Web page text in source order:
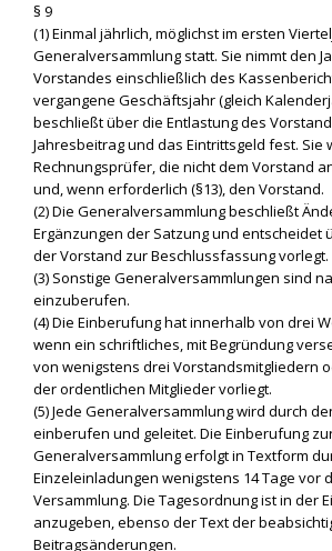
§ 9
(1) Einmal jährlich, möglichst im ersten
Generalversammlung statt. Sie nimmt den
Vorstandes einschließlich des
vergangene Geschäftsjahr (gleich
beschließt über die Entlastung des
Jahresbeitrag und das Eintrittsgeld fest. Sie
Rechnungsprüfer, die nicht dem Vorstand
und, wenn erforderlich (§13), den Vorstand.
(2) Die Generalversammlung beschließt
Ergänzungen der Satzung und entscheidet
der Vorstand zur Beschlussfassung vorlegt.
(3) Sonstige Generalversammlungen sind
einzuberufen.
(4) Die Einberufung hat innerhalb von drei
wenn ein schriftliches, mit Begründung
von wenigstens drei Vorstandsmitgliedern
der ordentlichen Mitglieder vorliegt.
(5) Jede Generalversammlung wird durch
einberufen und geleitet. Die Einberufung
Generalversammlung erfolgt in Textform
Einzeleinladungen wenigstens 14 Tage vor
Versammlung. Die Tagesordnung ist in der
anzugeben, ebenso der Text der
Beitragsänderungen.